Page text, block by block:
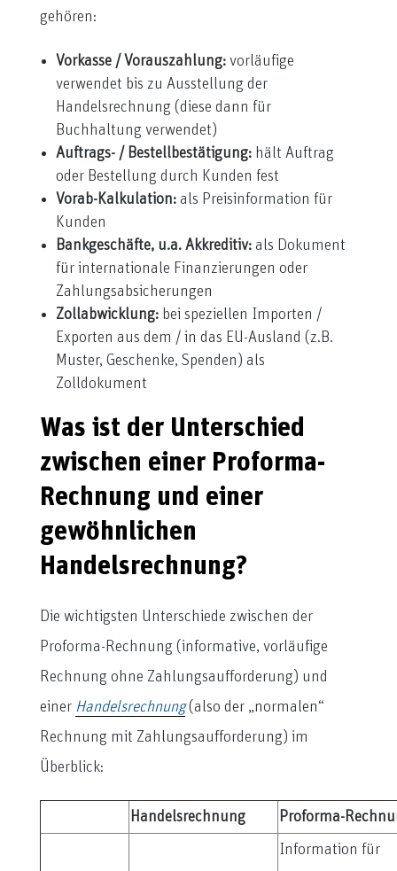
gehören:
Vorkasse / Vorauszahlung:vorläufige
verwendet bis zu Ausstellung der
Handelsrechnung (diese dann für
Buchhaltung verwendet)
Auftrags- / Bestellbestätigung:hält Auftrag
oder Bestellung durch Kunden fest
Vorab-Kalkulation:als Preisinformation für
Kunden
Bankgeschäfte, u.a. Akkreditiv:als Dokument
für internationale Finanzierungen oder
Zahlungsabsicherungen
Zollabwicklung:bei speziellen Importen /
Exporten aus dem / in das EU-Ausland (z.B.
Muster, Geschenke, Spenden) als
Zolldokument
Was ist der Unterschied
zwischen einer Proforma-
Rechnung und einer
gewöhnlichen
Handelsrechnung?
Die wichtigsten Unterschiede zwischen der
Proforma-Rechnung (informative, vorläufige
Rechnung ohne Zahlungsaufforderung) und
einer Handelsrechnung(also der „normalen“
Rechnung mit Zahlungsaufforderung) im
Überblick:
Handelsrechnung Proforma-
Information für